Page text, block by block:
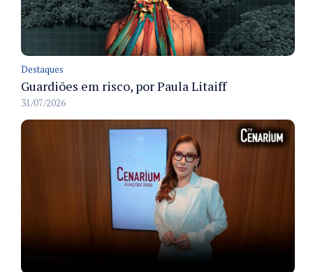
Destaques
Guardiões em risco, por Paula Litaiff
31/07/2026